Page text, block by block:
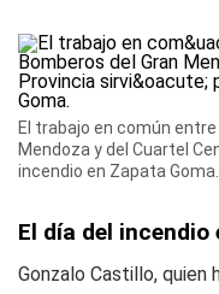
El trabajo en común
Mendoza y del Cuartel
incendio en Zapata Goma.
El día del incendio
Gonzalo Castillo, quien